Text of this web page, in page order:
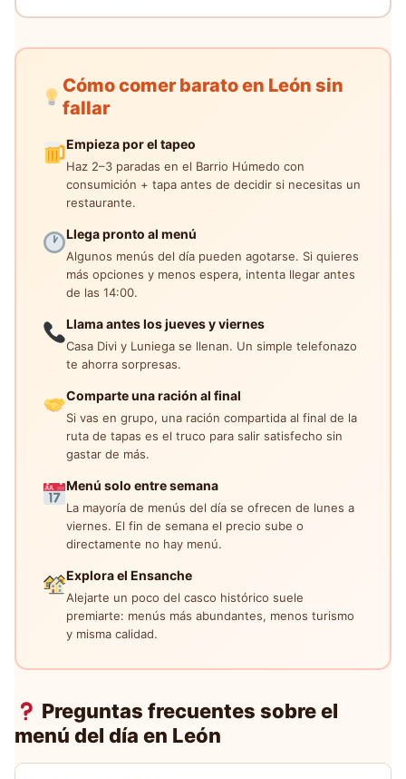
Cómo comer barato en León sin
fallar
Empieza por el tapeo
Haz 2–3 paradas en el Barrio Húmedo con
consumición + tapa antes de decidir si necesitas un
restaurante.
Llega pronto al menú
Algunos menús del día pueden agotarse. Si quieres
más opciones y menos espera, intenta llegar antes
de las 14:00.
Llama antes los jueves y viernes
Casa Divi y Luniega se llenan. Un simple telefonazo
te ahorra sorpresas.
Comparte una ración al final
Si vas en grupo, una ración compartida al final de la
ruta de tapas es el truco para salir satisfecho sin
gastar de más.
Menú solo entre semana
La mayoría de menús del día se ofrecen de lunes a
viernes. El fin de semana el precio sube o
directamente no hay menú.
Explora el Ensanche
Alejarte un poco del casco histórico suele
premiarte: menús más abundantes, menos turismo
y misma calidad.
Preguntas frecuentes sobre el
menú del día en León